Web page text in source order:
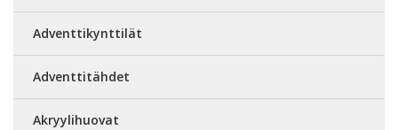
Adventtikynttilät
Adventtitähdet
Akryylihuovat